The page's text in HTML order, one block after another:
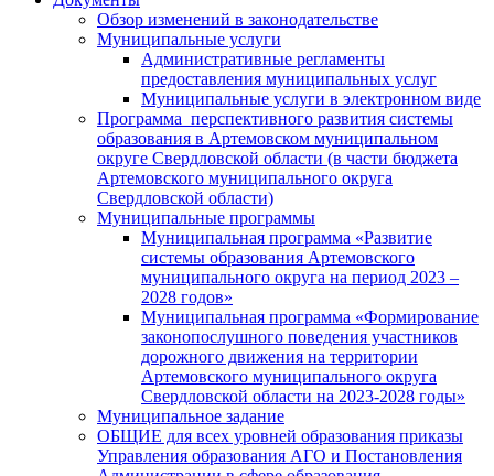
Обзор изменений в законодательстве
Муниципальные услуги
Административные регламенты
предоставления муниципальных услуг
Муниципальные услуги в электронном виде
Программа перспективного развития системы
образования в Артемовском муниципальном
округе Свердловской области (в части бюджета
Артемовского муниципального округа
Свердловской области)
Муниципальные программы
Муниципальная программа «Развитие
системы образования Артемовского
муниципального округа на период 2023 –
2028 годов»
Муниципальная программа «Формирование
законопослушного поведения участников
дорожного движения на территории
Артемовского муниципального округа
Свердловской области на 2023-2028 годы»
Муниципальное задание
ОБЩИЕ для всех уровней образования приказы
Управления образования АГО и Постановления